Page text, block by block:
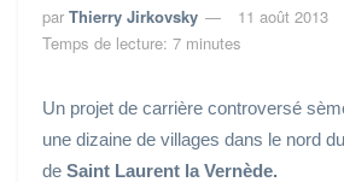
par Thierry Jirkovsky
11 août 2013
Temps de lecture: 7 minutes
Un projet de carrière controversé
une dizaine de villages dans le nord
de Saint Laurent la Vernède.